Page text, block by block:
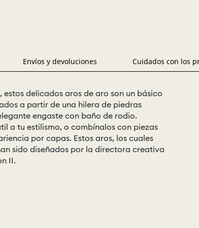
Envíos y devoluciones Cuidados con los
delicados aros de aro son un básico
a partir de una hilera de piedras
engaste con baño de rodio.
a tu estilismo, o combínalos con piezas
por capas. Estos aros, los cuales
sido diseñados por la directora creativa
II.